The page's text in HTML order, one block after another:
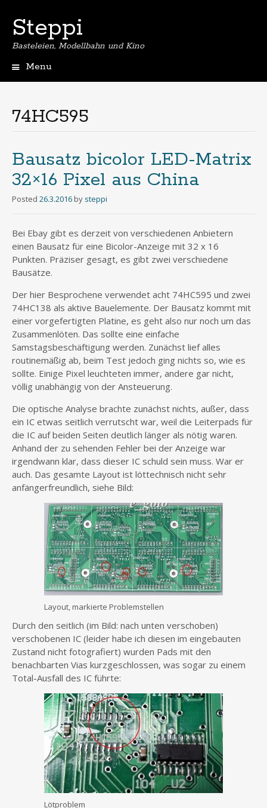
Steppi
Basteleien, Modellbahn und Kino
Menu
74HC595
Bausatz bicolor LED-Matrix
32×16 Pixel aus China
Posted 26.3.2016 by steppi
Bei Ebay gibt es derzeit von verschiedenen Anbietern
einen Bausatz für eine Bicolor-Anzeige mit 32 x 16
Punkten. Präziser gesagt, es gibt zwei verschiedene
Bausätze.
Der hier Besprochene verwendet acht 74HC595 und zwei
74HC138 als aktive Bauelemente. Der Bausatz kommt mit
einer vorgefertigten Platine, es geht also nur noch um das
Zusammenlöten. Das sollte eine einfache
Samstagsbeschäftigung werden. Zunächst lief alles
routinemäßig ab, beim Test jedoch ging nichts so, wie es
sollte. Einige Pixel leuchteten immer, andere gar nicht,
völlig unabhängig von der Ansteuerung.
Die optische Analyse brachte zunächst nichts, außer, dass
ein IC etwas seitlich verrutscht war, weil die Leiterpads für
die IC auf beiden Seiten deutlich länger als nötig waren.
Anhand der zu sehenden Fehler bei der Anzeige war
irgendwann klar, dass dieser IC schuld sein muss. War er
auch. Das gesamte Layout ist löttechnisch nicht sehr
anfängerfreundlich, siehe Bild:
Layout, markierte Problemstellen
Durch den seitlich (im Bild: nach unten verschoben)
verschobenen IC (leider habe ich diesen im eingebauten
Zustand nicht fotografiert) wurden Pads mit den
benachbarten Vias kurzgeschlossen, was sogar zu einem
Total-Ausfall des IC führte:
Lötproblem